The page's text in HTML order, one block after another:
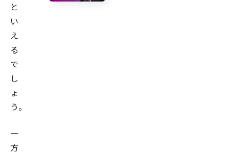
と
い
え
る
で
し
ょ
う。
一
方